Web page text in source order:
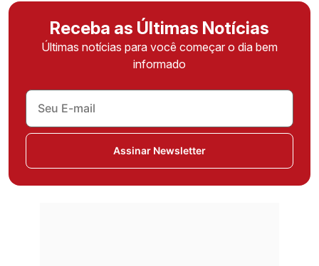
Receba as Últimas Notícias
Últimas notícias para você começar o dia bem
informado
Assinar Newsletter